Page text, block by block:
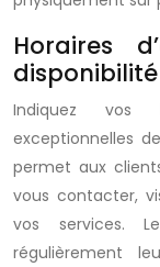
Horaires
Indiquez vos
exceptionnelles
permet aux
vous contacter,
vos services.
régulièrement